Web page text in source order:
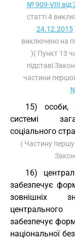
№ 909-VIII від
статті 4
24.12.2015
виключено на
)( Пункт 13
підставі
частини
15) особи,
системі
соціального
( Частину першу
16)
забезпечує
зовнішніх
забезпечує
національної